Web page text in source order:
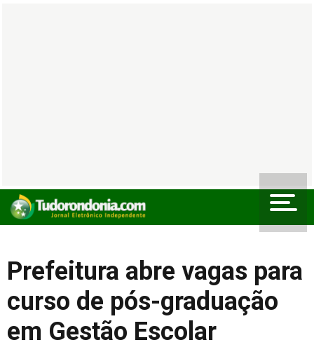
Prefeitura abre vagas para
curso de pós-graduação
em Gestão Escolar